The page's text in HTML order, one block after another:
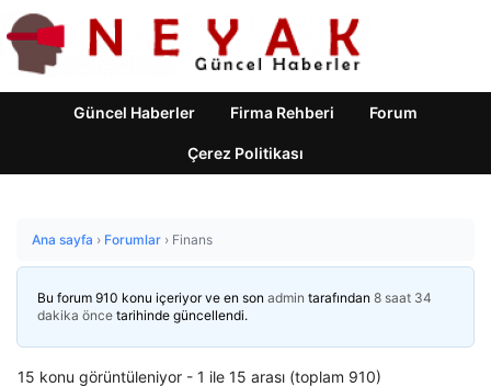
Güncel Haberler Firma Rehberi Forum
Çerez Politikası
Ana sayfa › Forumlar › Finans
Bu forum 910 konu içeriyor ve en son admin tarafından 8 saat 34
dakika önce tarihinde güncellendi.
15 konu görüntüleniyor - 1 ile 15 arası (toplam 910)